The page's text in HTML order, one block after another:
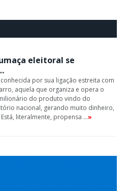
eleitoral se
por sua ligação estreita com
aquela que organiza e opera o
do produto vindo do
nacional, gerando muito dinheiro,
literalmente, propensa …»